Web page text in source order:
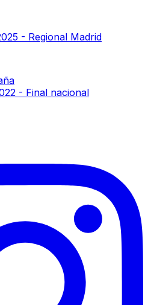
- Regional Madrid
- Final nacional